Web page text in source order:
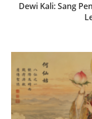
Dewi Kali: Sang